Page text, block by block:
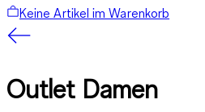
Keine Artikel im Warenkorb
Outlet Damen